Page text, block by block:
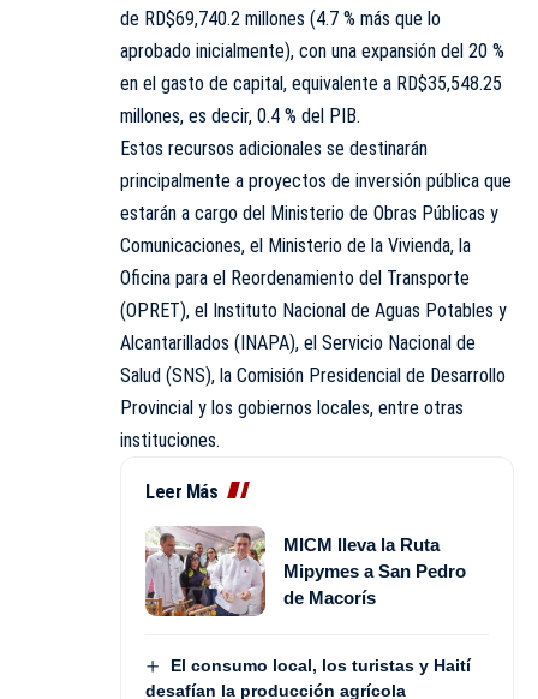
de RD$69,740.2 millones (4.7 % más que lo
aprobado inicialmente), con una expansión del 20 %
en el gasto de capital, equivalente a RD$35,548.25
millones, es decir, 0.4 % del PIB.
Estos recursos adicionales se destinarán
principalmente a proyectos de inversión pública que
estarán a cargo del Ministerio de Obras Públicas y
Comunicaciones, el Ministerio de la Vivienda, la
Oficina para el Reordenamiento del Transporte
(OPRET), el Instituto Nacional de Aguas Potables y
Alcantarillados (INAPA), el Servicio Nacional de
Salud (SNS), la Comisión Presidencial de Desarrollo
Provincial y los gobiernos locales, entre otras
instituciones.
Leer Más
MICM lleva la Ruta
Mipymes a San Pedro
de Macorís
El consumo local, los turistas y Haití
desafían la producción agrícola